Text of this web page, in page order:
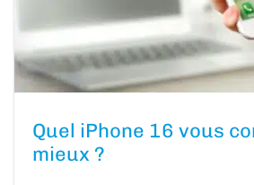
Quel iPhone 16 vous
mieux ?